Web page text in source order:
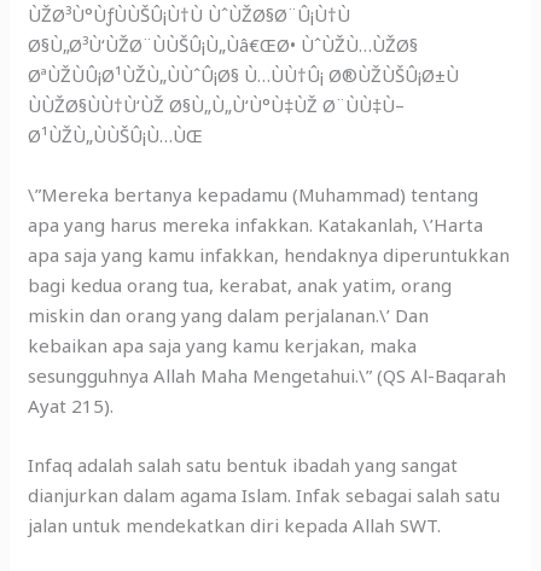
ÙŽØ³Ù°ÙƒÙÙŠÛ¡Ù†Ù ÙˆÙŽØ§Ø¨Û¡Ù†Ù
Ø§Ù„Ø³Ù‘ÙŽØ¨ÙÙŠÛ¡Ù„Ùâ€ŒØ• ÙˆÙŽÙ…ÙŽØ§
ØªÙŽÙÛ¡Ø¹ÙŽÙ„ÙÙˆÛ¡Ø§ Ù…ÙÙ†Û¡ Ø®ÙŽÙŠÛ¡Ø±Ù
ÙÙŽØ§ÙÙ†Ù‘ÙŽ Ø§Ù„Ù„Ù‘Ù°Ù‡ÙŽ Ø¨ÙÙ‡Ù–
Ø¹ÙŽÙ„ÙÙŠÛ¡Ù…ÙŒ
\”Mereka bertanya kepadamu (Muhammad) tentang
apa yang harus mereka infakkan. Katakanlah, \’Harta
apa saja yang kamu infakkan, hendaknya diperuntukkan
bagi kedua orang tua, kerabat, anak yatim, orang
miskin dan orang yang dalam perjalanan.\’ Dan
kebaikan apa saja yang kamu kerjakan, maka
sesungguhnya Allah Maha Mengetahui.\” (QS Al-Baqarah
Ayat 215).
Infaq adalah salah satu bentuk ibadah yang sangat
dianjurkan dalam agama Islam. Infak sebagai salah satu
jalan untuk mendekatkan diri kepada Allah SWT.